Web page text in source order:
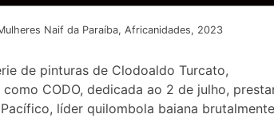
Naif da Paraíba, Africanidades, 2023
de pinturas de Clodoaldo Turcato,
CODO, dedicada ao 2 de julho,
líder quilombola baiana brutalmente